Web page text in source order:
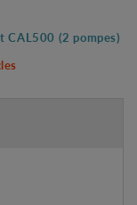
CAL500 (2 pompes)